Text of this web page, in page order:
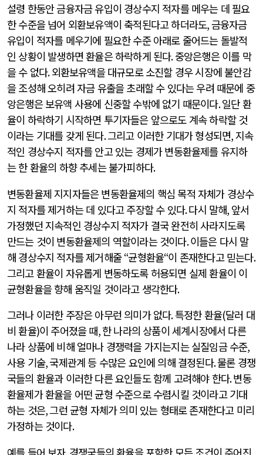
설령 한동안 금융자금 유입이 경상수지 적자를 메우는 데 필요
한 수준을 넘어 외환보유액이 축적된다고 하더라도,금융자금
유입이 적자를 메우기에 필요한 수준 아래로 줄어드는 돌발적
인 상황이 발생하면 환율은 하락하게 된다.중앙은행은 이를 막
을 수 없다.외환보유액을 대규모로 소진할 경우 시장에 불안감
을 조성해 오히려 자금 유출을 초래할 수 있다는 우려 때문에 중
앙은행은 보유액 사용에 신중할 수밖에 없기 때문이다.일단 환
율이 하락하기 시작하면 투기자들은 앞으로도 계속 하락할 것
이라는 기대를 갖게 된다.그리고 이러한 기대가 형성되면, 지속
적인 경상수지 적자를 안고 있는 경제가 변동환율제를 유지하
는 한 환율의 하향 추세는 불가피하다.
변동환율제 지지자들은 변동환율제의 핵심 목적 자체가 경상수
지 적자를 제거하는 데 있다고 주장할 수 있다.다시 말해, 앞서
가정했던 지속적인 경상수지 적자가 결국 완전히 사라지도록
만드는 것이 변동환율제의 역할이라는 것이다.이들은 다시 말
해 경상수지 적자를 제거해줄“균형환율“이 존재한다고 믿는다.
그리고 환율이 자유롭게 변동하도록 허용되면 실제 환율이 이
균형환율을 향해 움직일 것이라고 생각한다.
그러나 이러한 주장은 아무런 의미가 없다.특정한 환율(달러 대
비 환율)이 주어졌을 때,한 나라의 상품이 세계시장에서 다른
나라 상품에 비해 얼마나 경쟁력을 가지는지는 실질임금 수준,
사용 기술,국제관계 등 수많은 요인에 의해 결정된다.물론 경쟁
국들의 환율과 이러한 다른 요인들도 함께 고려해야 한다.변동
환율제가 환율을 어떤 균형 수준으로 수렴시킬 것이라고 기대
하는 것은,그런 균형 자체가 의미 있는 형태로 존재한다고 미리
가정하는 것이다.